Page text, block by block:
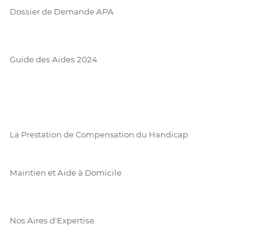
Dossier de Demande APA
Guide des Aides 2024
La Prestation de Compensation du Handicap
Maintien et Aide à Domicile
Nos Aires d'Expertise